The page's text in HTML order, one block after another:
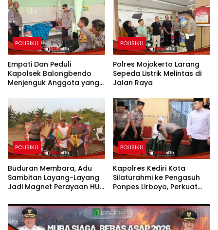
POLISIKU
Empati Dan Peduli
Kapolsek Balongbendo
Menjenguk Anggota yang
POLISIKU
Polres Mojokerto Larang
Sepeda Listrik Melintas di
Jalan Raya
POLISIKU
Buduran Membara, Adu
Sambitan Layang-Layang
Jadi Magnet Perayaan HUT
POLISIKU
Kapolres Kediri Kota
Silaturahmi ke Pengasuh
Ponpes Lirboyo, Perkuat